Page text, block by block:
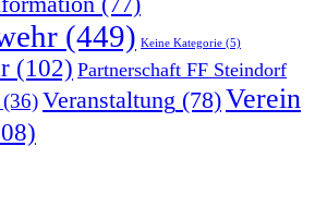
(449) Keine Kategorie (5)
(102) Partnerschaft FF Steindorf
(36)Veranstaltung (78)Verein